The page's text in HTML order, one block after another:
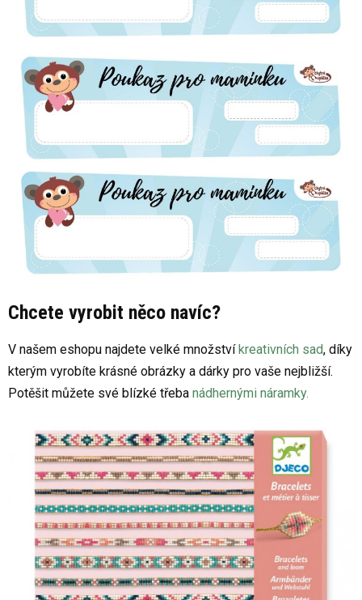
Chcete vyrobit něco navíc?
V našem eshopu najdete velké množství kreativních sad, díky
kterým vyrobíte krásné obrázky a dárky pro vaše nejbližší.
Potěšit můžete své blízké třeba nádhernými náramky.